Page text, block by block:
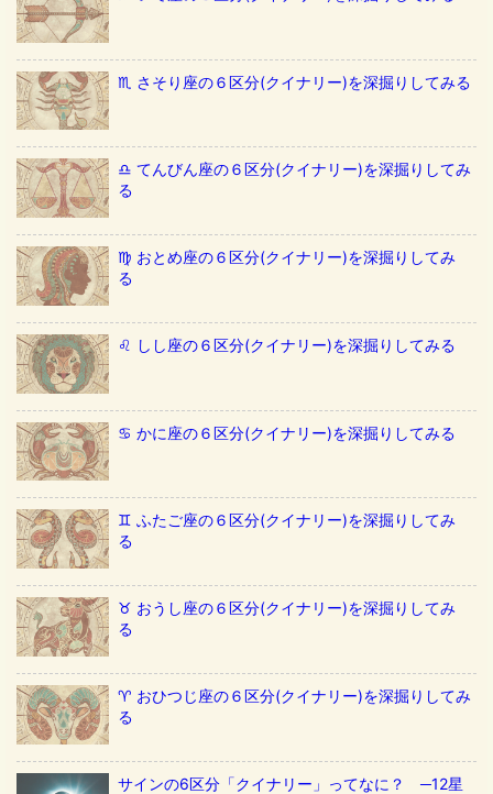
♏️ さそり座の６区分(クイナリー)を深掘りしてみる
♎️ てんびん座の６区分(クイナリー)を深掘りしてみ
る
♍️ おとめ座の６区分(クイナリー)を深掘りしてみ
る
♌️ しし座の６区分(クイナリー)を深掘りしてみる
♋️ かに座の６区分(クイナリー)を深掘りしてみる
♊️ ふたご座の６区分(クイナリー)を深掘りしてみ
る
♉️ おうし座の６区分(クイナリー)を深掘りしてみ
る
♈️ おひつじ座の６区分(クイナリー)を深掘りしてみ
る
サインの6区分「クイナリー」ってなに？ ─12星